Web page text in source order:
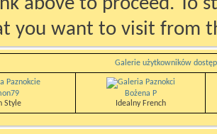
you want to visit from
Galerie użytkowników
Style
Bożena P
Idealny French